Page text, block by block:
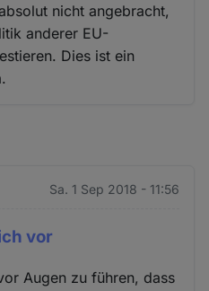
nicht angebracht,
anderer EU-
Dies ist ein
Sa. 1 Sep 2018 - 11:56
vor
Augen zu führen, dass